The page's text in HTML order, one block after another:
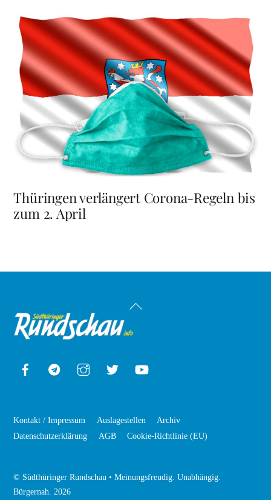
Thüringen verlängert Corona-Regeln bis
zum 2. April
Back
Facebook Telegram
Kontakt / Impressum Auslagestellen
Archiv
Datenschutzerklärung
AGB Cookie-Richtlinie (EU)
© Südthüringer Rundschau • Meinungsfreudig. Unabhängig.
Bürgernah.
2026